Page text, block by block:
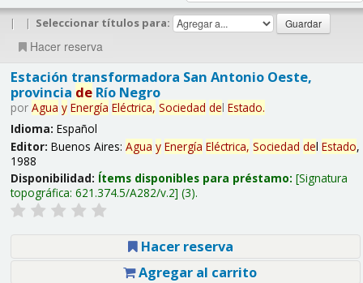
| | Seleccionar títulos para:
Hacer reserva
Estación transformadora San Antonio Oeste,
provincia deRío Negro
por Agua y Energía Eléctrica, Sociedad del Estado.
Idioma: Español
Editor: Buenos Aires: Agua y Energía Eléctrica, Sociedad del Estado,
1988
Disponibilidad: Ítems disponibles para préstamo: Signatura
topográfica: 621.374.5/A282/v.2 (3).
Hacer reserva
Agregar al carrito